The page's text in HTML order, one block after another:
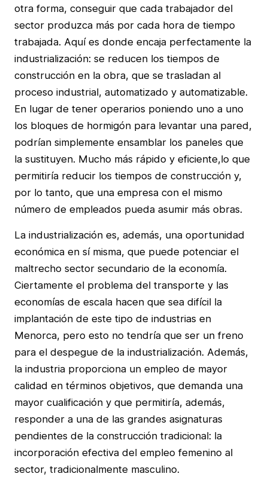
otra forma, conseguir que cada trabajador del
sector produzca más por cada hora de tiempo
trabajada. Aquí es donde encaja perfectamente la
industrialización: se reducen los tiempos de
construcción en la obra, que se trasladan al
proceso industrial, automatizado y automatizable.
En lugar de tener operarios poniendo uno a uno
los bloques de hormigón para levantar una pared,
podrían simplemente ensamblar los paneles que
la sustituyen. Mucho más rápido y eficiente,lo que
permitiría reducir los tiempos de construcción y,
por lo tanto, que una empresa con el mismo
número de empleados pueda asumir más obras.
La industrialización es, además, una oportunidad
económica en sí misma, que puede potenciar el
maltrecho sector secundario de la economía.
Ciertamente el problema del transporte y las
economías de escala hacen que sea difícil la
implantación de este tipo de industrias en
Menorca, pero esto no tendría que ser un freno
para el despegue de la industrialización. Además,
la industria proporciona un empleo de mayor
calidad en términos objetivos, que demanda una
mayor cualificación y que permitiría, además,
responder a una de las grandes asignaturas
pendientes de la construcción tradicional: la
incorporación efectiva del empleo femenino al
sector, tradicionalmente masculino.